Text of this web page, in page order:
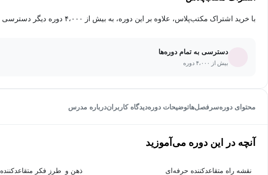
با خرید اشتراک مکتب‌پلاس، علاوه بر این دوره، به بیش از ۴،۰۰۰ دوره دیگر دسترسی خواهید داشت.
دسترسی به تمام دوره‌ها
بیش از ۴،۰۰۰ دوره
محتوای دورهسرفصل‌هاتوضیحات دورهدیدگاه کاربراندرباره مدرس
آنچه در این دوره می‌آموزید
نقشه راه متقاعدکننده حرفه‌ای
ذهن و طرز فکر متقاعدکننده